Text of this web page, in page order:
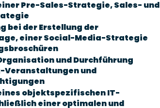
Pre-Sales-Strategie, Sales- und
bei der Erstellung der
einer Social-Media-Strategie
und Durchführung
Veranstaltungen und
objektspezifischen IT-
einer optimalen und